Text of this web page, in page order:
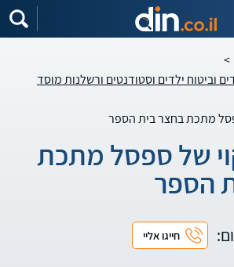
>
וביטוח ילדים וסטודנטים ורשלנות מוסד
מתכת בחצר בית הספר
של ספסל מתכת
הספר
חייגו אליי